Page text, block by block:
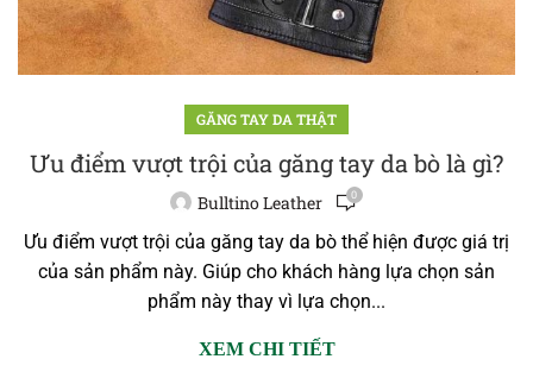
GĂNG TAY DA THẬT
Ưu điểm vượt trội của găng tay da bò là gì?
Bulltino Leather 0
Ưu điểm vượt trội của găng tay da bò thể hiện được giá trị
của sản phẩm này. Giúp cho khách hàng lựa chọn sản
phẩm này thay vì lựa chọn...
XEM CHI TIẾT